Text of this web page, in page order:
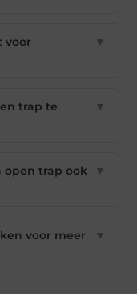
voor
▼
trap te
▼
open trap ook
▼
voor meer
▼